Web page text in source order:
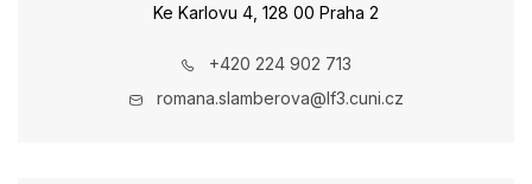
Ke Karlovu 4, 128 00 Praha 2
+420 224 902 713
romana.slamberova@lf3.cuni.cz